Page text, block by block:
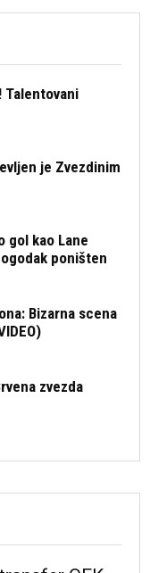
Talentovani
je Zvezdinim
gol kao Lane
poništen
Bizarna scena
zvezda